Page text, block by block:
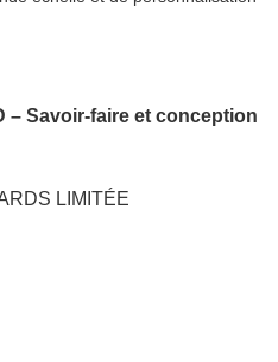
– Savoir-faire et conception